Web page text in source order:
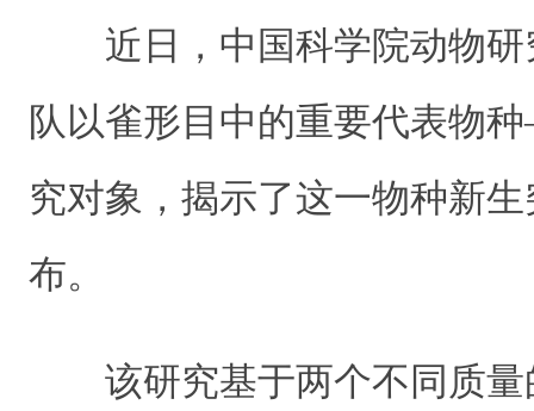
近日，中国科学院动物
队以雀形目中的重要代表物
究对象，揭示了这一物种新
布。
该研究基于两个不同质